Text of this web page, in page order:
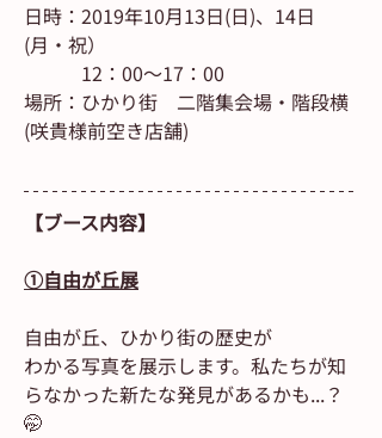
日時：2019年10月13日(日)、14日
(月・祝）
12：00～17：00
場所：ひかり街　二階集会場・階段横
(咲貴様前空き店舗)
【ブース内容】
①自由が丘展
自由が丘、ひかり街の歴史が
わかる写真を展示します。私たちが知
らなかった新たな発見があるかも...？
🤭